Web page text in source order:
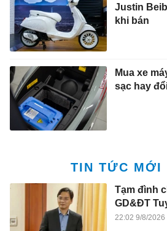
Justin
khi bán
Mua xe
sạc hay
TIN TỨC MỚI
Tạm đình
GD&ĐT
22:02 9/8/2026